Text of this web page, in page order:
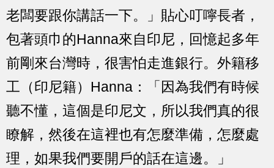
老闆要跟你講話一下。」貼心叮嚀長者，
包著頭巾的Hanna來自印尼，回憶起多年
前剛來台灣時，很害怕走進銀行。外籍移
工（印尼籍）Hanna：「因為我們有時候
聽不懂，這個是印尼文，所以我們真的很
瞭解，然後在這裡也有怎麼準備，怎麼處
理，如果我們要開戶的話在這邊。」